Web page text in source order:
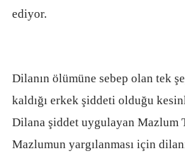
ediyor.
Dilanın ölümüne sebep olan tek
kaldığı erkek şiddeti olduğu
Dilana şiddet uygulayan Mazlum
Mazlumun yargılanması için